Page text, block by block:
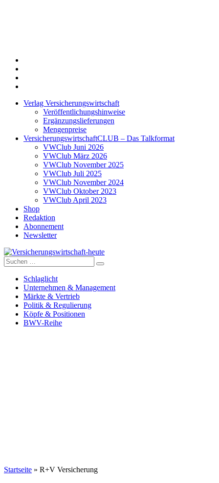
Verlag Versicherungswirtschaft
Veröffentlichungshinweise
Ergänzungslieferungen
Mengenpreise
VersicherungswirtschaftCLUB – Das Talkformat
VWClub Juni 2026
VWClub März 2026
VWClub November 2025
VWClub Juli 2025
VWClub November 2024
VWClub Oktober 2023
VWClub April 2023
Shop
Redaktion
Abonnement
Newsletter
Versicherungswirtschaft-heute
Suche
nach:
Schlaglicht
Unternehmen & Management
Märkte & Vertrieb
Politik & Regulierung
Köpfe & Positionen
BWV-Reihe
Startseite » R+V Versicherung